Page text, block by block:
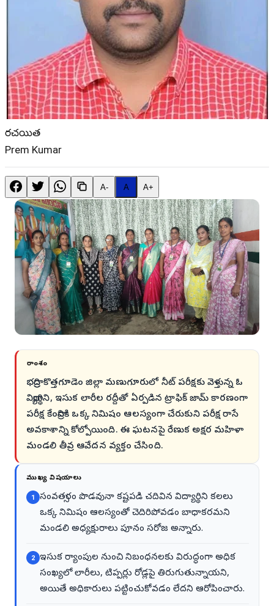
రచయిత
Prem Kumar
A- A A+
సారాంశం
భద్రాద్రి కొత్తగూడెం జిల్లా మణుగూరులో నీట్ పరీక్షకు వెళ్తున్న ఓ
విద్యార్థిని, ఇసుక లారీల రద్దీతో ఏర్పడిన ట్రాఫిక్ జామ్ కారణంగా
పరీక్ష కేంద్రానికి ఒక్క నిమిషం ఆలస్యంగా చేరుకుని పరీక్ష రాసే
అవకాశాన్ని కోల్పోయింది. ఈ ఘటనపై రేణుక అక్షర మహిళా
మండలి తీవ్ర ఆవేదన వ్యక్తం చేసింది.
ముఖ్య విషయాలు
1
సంవత్సరం పొడవునా కష్టపడి చదివిన విద్యార్థిని కలలు
ఒక్క నిమిషం ఆలస్యంతో చెదిరిపోవడం బాధాకరమని
మండలి అధ్యక్షురాలు పూనం సరోజ అన్నారు.
2
ఇసుక ర్యాంపుల నుంచి నిబంధనలకు విరుద్ధంగా అధిక
సంఖ్యలో లారీలు, టిప్పర్లు రోడ్లపై తిరుగుతున్నాయని,
అయితే అధికారులు పట్టించుకోవడం లేదని ఆరోపించారు.